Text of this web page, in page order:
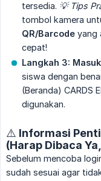
tersedia. 💡 Tips
tombol kamera
QR/Barcode yang
cepat!
Langkah 3:
siswa dengan
(Beranda) CARDS
digunakan.
⚠️ Informasi
(Harap Dibaca
Sebelum mencoba
sudah sesuai agar